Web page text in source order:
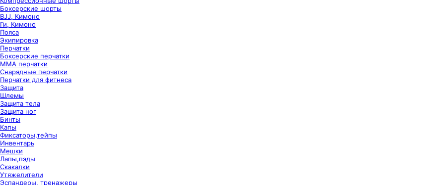
Боксерские шорты
BJJ, Кимоно
Ги, Кимоно
Пояса
Экипировка
Перчатки
Боксерские перчатки
ММА перчатки
Снарядные перчатки
Перчатки для фитнеса
Защита
Шлемы
Защита тела
Защита ног
Бинты
Капы
Фиксаторы,тейпы
Инвентарь
Мешки
Лапы,пэды
Скакалки
Утяжелители
Эспандеры, тренажеры